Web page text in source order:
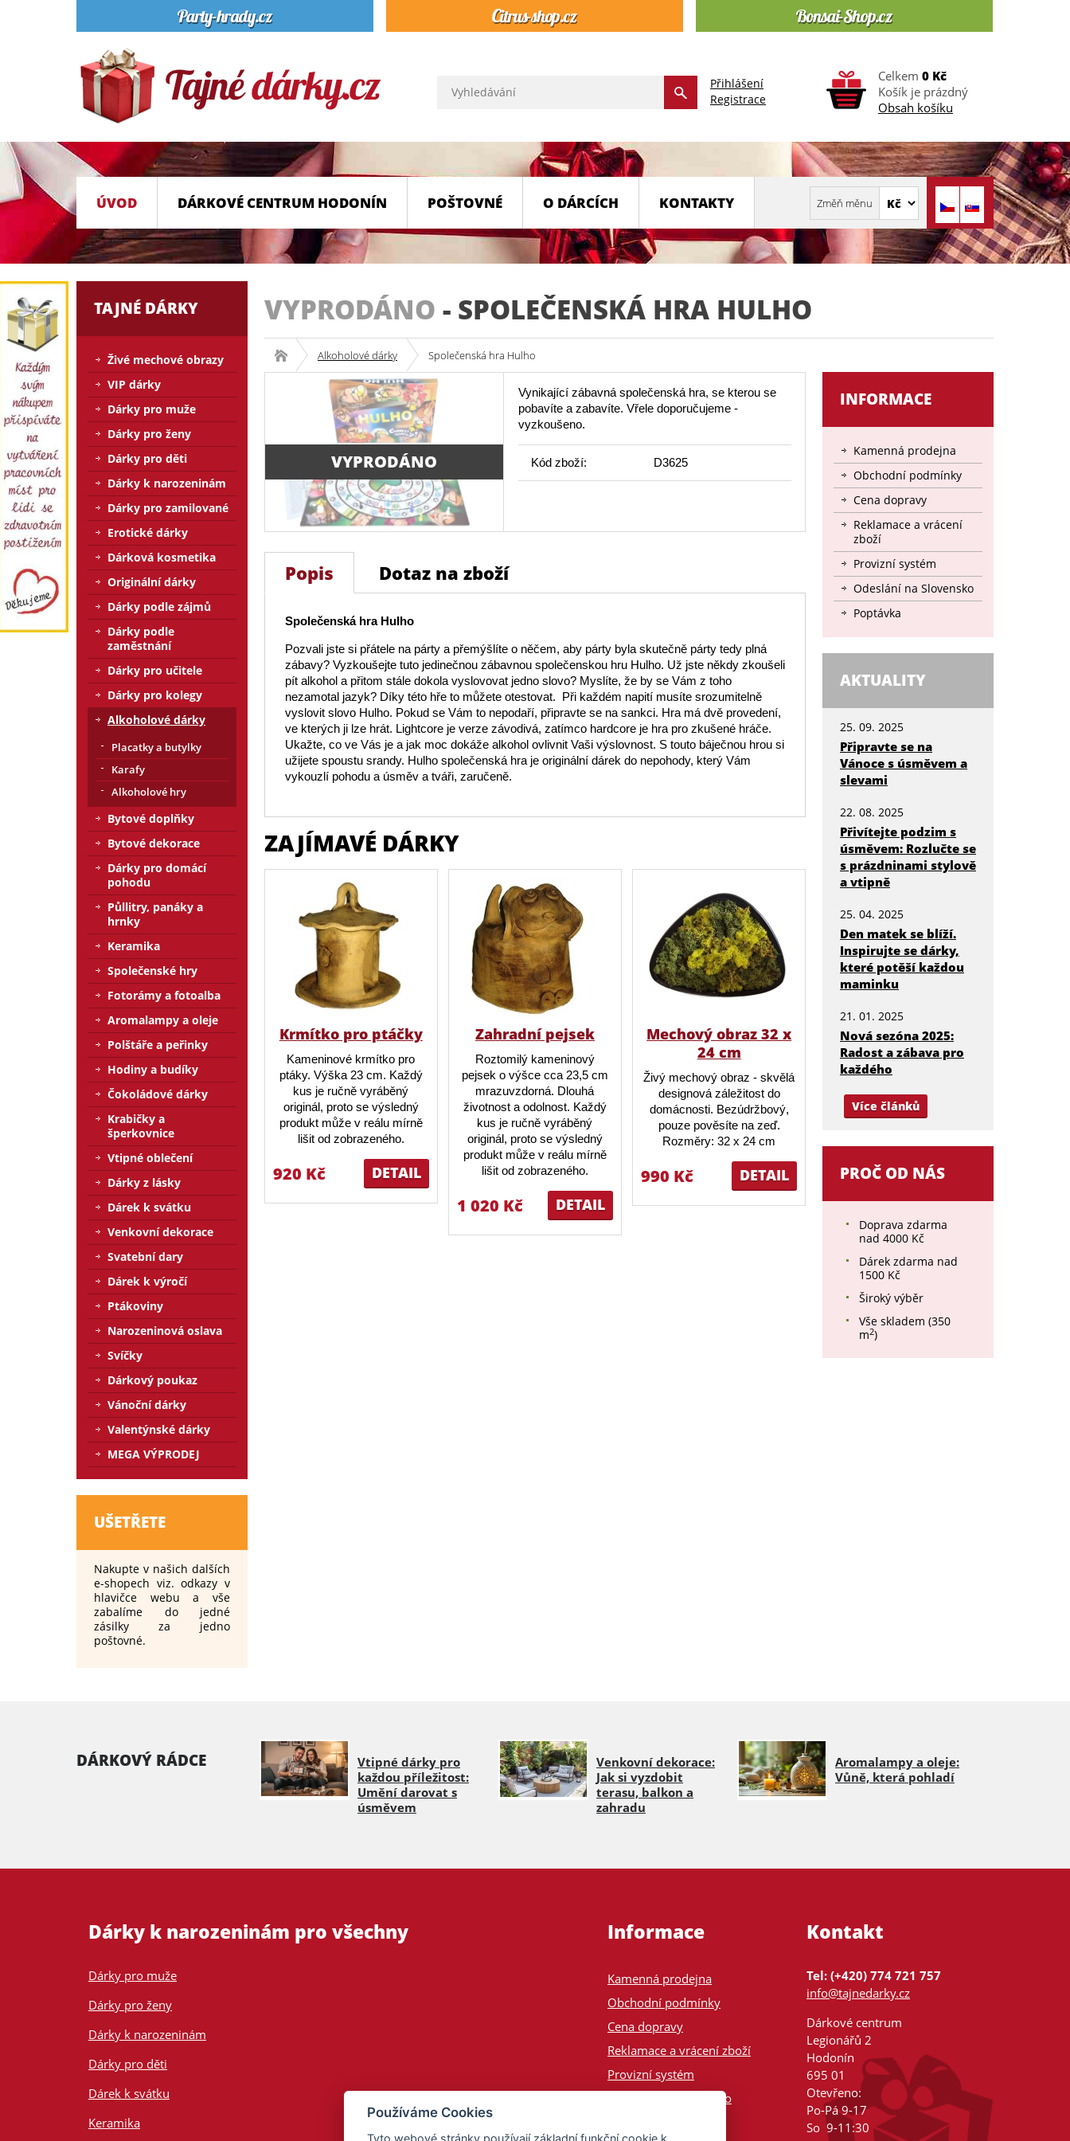
Přihlášení
Registrace
Celkem 0 Kč
Košík je prázdný
Obsah košíku
ÚVOD DÁRKOVÉ CENTRUM HODONÍN POŠTOVNÉ O DÁRCÍCH KONTAKTY
VYPRODÁNO - SPOLEČENSKÁ HRA HULHO
Alkoholové dárky Společenská hra Hulho
VYPRODÁNO
Vynikající zábavná společenská hra, se kterou se
pobavíte a zabavíte. Vřele doporučujeme -
vyzkoušeno.
Kód zboží: D3625
Popis Dotaz na zboží
Společenská hra Hulho
Pozvali jste si přátele na párty a přemýšlíte o něčem, aby párty byla skutečně párty tedy plná
zábavy? Vyzkoušejte tuto jedinečnou zábavnou společenskou hru Hulho. Už jste někdy zkoušeli
pít alkohol a přitom stále dokola vyslovovat jedno slovo? Myslíte, že by se Vám z toho
nezamotal jazyk? Díky této hře to můžete otestovat. Při každém napití musíte srozumitelně
vyslovit slovo Hulho. Pokud se Vám to nepodaří, připravte se na sankci. Hra má dvě provedení,
ve kterých ji lze hrát. Lightcore je verze závodivá, zatímco hardcore je hra pro zkušené hráče.
Ukažte, co ve Vás je a jak moc dokáže alkohol ovlivnit Vaši výslovnost. S touto báječnou hrou si
užijete spoustu srandy. Hulho společenská hra je originální dárek do nepohody, který Vám
vykouzlí pohodu a úsměv a tváři, zaručeně.
ZAJÍMAVÉ DÁRKY
Krmítko pro ptáčky
Kameninové krmítko pro
ptáky. Výška 23 cm. Každý
kus je ručně vyráběný
originál, proto se výsledný
produkt může v reálu mírně
lišit od zobrazeného.
DETAIL
920 Kč
Zahradní pejsek
Roztomilý kameninový
pejsek o výšce cca 23,5 cm
mrazuvzdorná. Dlouhá
životnost a odolnost. Každý
kus je ručně vyráběný
originál, proto se výsledný
produkt může v reálu mírně
lišit od zobrazeného.
DETAIL
1 020 Kč
Mechový obraz 32 x
24 cm
Živý mechový obraz - skvělá
designová záležitost do
domácnosti. Bezúdržbový,
pouze pověsíte na zeď.
Rozměry: 32 x 24 cm
DETAIL
990 Kč
INFORMACE
Kamenná prodejna
Obchodní podmínky
Cena dopravy
Reklamace a vrácení
zboží
Provizní systém
Odeslání na Slovensko
Poptávka
AKTUALITY
25. 09. 2025
Připravte se na
Vánoce s úsměvem a
slevami
22. 08. 2025
Přivítejte podzim s
úsměvem: Rozlučte se
s prázdninami stylově
a vtipně
25. 04. 2025
Den matek se blíží.
Inspirujte se dárky,
které potěší každou
maminku
21. 01. 2025
Nová sezóna 2025:
Radost a zábava pro
každého
Více článků
PROČ OD NÁS
Doprava zdarma
nad 4000 Kč
Dárek zdarma nad
1500 Kč
Široký výběr
Vše skladem (350
m2)
TAJNÉ DÁRKY
Živé mechové obrazy
VIP dárky
Dárky pro muže
Dárky pro ženy
Dárky pro děti
Dárky k narozeninám
Dárky pro zamilované
Erotické dárky
Dárková kosmetika
Originální dárky
Dárky podle zájmů
Dárky podle
zaměstnání
Dárky pro učitele
Dárky pro kolegy
Alkoholové dárky
Placatky a butylky
Karafy
Alkoholové hry
Bytové doplňky
Bytové dekorace
Dárky pro domácí
pohodu
Půllitry, panáky a
hrnky
Keramika
Společenské hry
Fotorámy a fotoalba
Aromalampy a oleje
Polštáře a peřinky
Hodiny a budíky
Čokoládové dárky
Krabičky a
šperkovnice
Vtipné oblečení
Dárky z lásky
Dárek k svátku
Venkovní dekorace
Svatební dary
Dárek k výročí
Ptákoviny
Narozeninová oslava
Svíčky
Dárkový poukaz
Vánoční dárky
Valentýnské dárky
MEGA VÝPRODEJ
UŠETŘETE
Nakupte v našich dalších
e-shopech viz. odkazy v
hlavičce webu a vše
zabalíme do jedné
zásilky za jedno
poštovné.
DÁRKOVÝ RÁDCE
Vtipné dárky pro
každou příležitost:
Umění darovat s
úsměvem
Venkovní dekorace:
Jak si vyzdobit
terasu, balkon a
zahradu
Aromalampy a oleje:
Vůně, která pohladí
Dárky k narozeninám pro všechny
Dárky pro muže
Dárky pro ženy
Dárky k narozeninám
Dárky pro děti
Dárek k svátku
Keramika
Informace
Kamenná prodejna
Obchodní podmínky
Cena dopravy
Reklamace a vrácení zboží
Provizní systém
Odeslání na Slovensko
Kontakt
Tel: (+420) 774 721 757
info@tajnedarky.cz
Dárkové centrum
Legionářů 2
Hodonín
695 01
Otevřeno:
Po-Pá 9-17
So 9-11:30
Používáme Cookies
Tyto webové stránky používají základní funkční cookie k